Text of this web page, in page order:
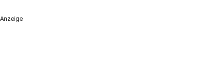
Anzeige